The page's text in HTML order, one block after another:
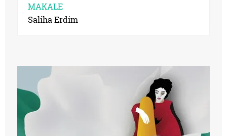
MAKALE
Saliha Erdim